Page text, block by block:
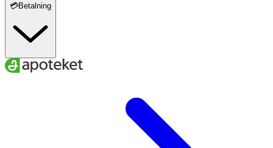
💳Betalning